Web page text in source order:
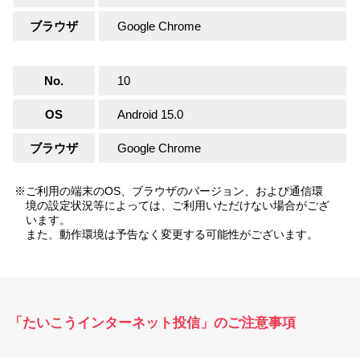
ブラウザ Google Chrome
No. 10
OS Android 15.0
ブラウザ Google Chrome
※ご利用の端末のOS、ブラウザのバージョン、および通信環
境の設定状況等によっては、ご利用いただけない場合がござ
います。
また、動作環境は予告なく変更する可能性がございます。
「たいこうインターネット投信」のご注意事項